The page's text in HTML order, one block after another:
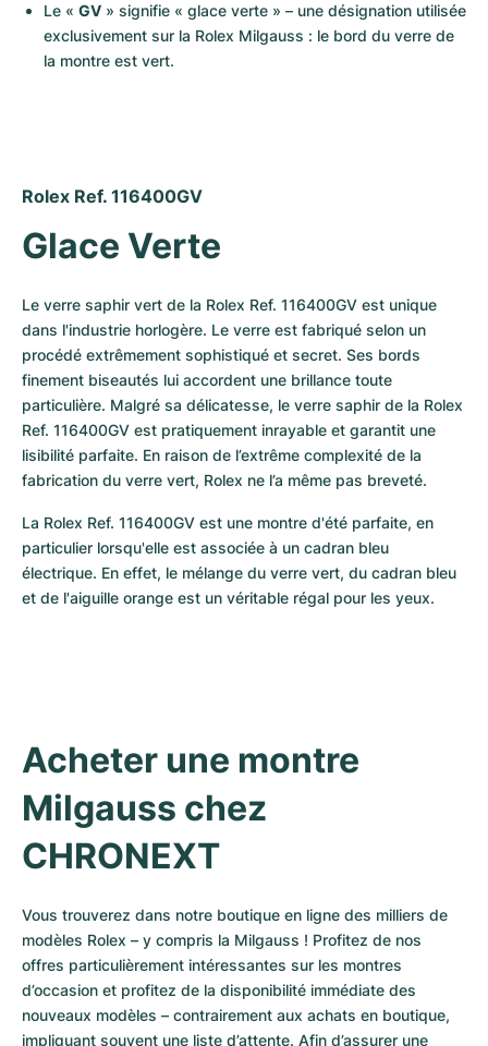
Le « GV » signifie « glace verte » – une désignation utilisée
exclusivement sur la Rolex Milgauss : le bord du verre de
la montre est vert.
Rolex Ref. 116400GV
Glace Verte
Le verre saphir vert de la Rolex Ref. 116400GV est unique
dans l'industrie horlogère. Le verre est fabriqué selon un
procédé extrêmement sophistiqué et secret. Ses bords
finement biseautés lui accordent une brillance toute
particulière. Malgré sa délicatesse, le verre saphir de la Rolex
Ref. 116400GV est pratiquement inrayable et garantit une
lisibilité parfaite. En raison de l’extrême complexité de la
fabrication du verre vert, Rolex ne l’a même pas breveté.
La Rolex Ref. 116400GV est une montre d'été parfaite, en
particulier lorsqu'elle est associée à un cadran bleu
électrique. En effet, le mélange du verre vert, du cadran bleu
et de l'aiguille orange est un véritable régal pour les yeux.
Acheter une montre
Milgauss chez
CHRONEXT
Vous trouverez dans notre boutique en ligne des milliers de
modèles Rolex – y compris la Milgauss ! Profitez de nos
offres particulièrement intéressantes sur les montres
d’occasion et profitez de la disponibilité immédiate des
nouveaux modèles – contrairement aux achats en boutique,
impliquant souvent une liste d’attente. Afin d’assurer une